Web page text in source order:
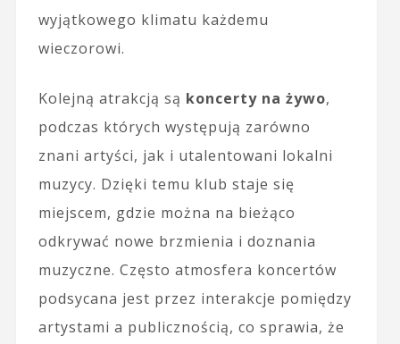
wyjątkowego klimatu każdemu
wieczorowi.
Kolejną atrakcją są koncerty na żywo,
podczas których występują zarówno
znani artyści, jak i utalentowani lokalni
muzycy. Dzięki temu klub staje się
miejscem, gdzie można na bieżąco
odkrywać nowe brzmienia i doznania
muzyczne. Często atmosfera koncertów
podsycana jest przez interakcje pomiędzy
artystami a publicznością, co sprawia, że